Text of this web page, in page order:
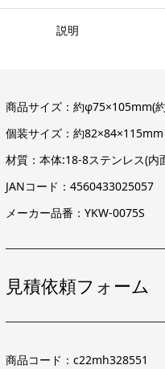
説明
商品サイズ：約φ75×105mm(
個装サイズ：約82×84×115mm
材質：本体:18-8ステンレス(内
JANコード：4560433025057
メーカー品番：YKW-0075S
見積依頼フォーム
商品コード：c22mh328551